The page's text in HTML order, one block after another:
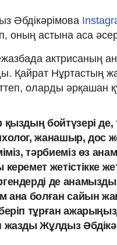
Әбдікәрімова
оның астына аса
актрисаның
Қайрат Нұртастың
оларды әрқашан
қыздың бойтүзері
жанашыр, дос
тәрбиеміз өз
керемет жетістікке
де
ана болған сайын
тұрған
жазды Жұлдыз